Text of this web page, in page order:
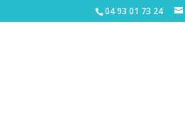
04 93 01 73 24